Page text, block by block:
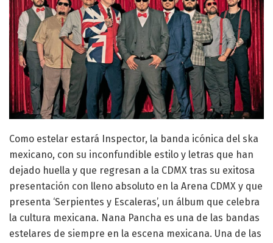
Como estelar estará Inspector, la banda icónica del ska
mexicano, con su inconfundible estilo y letras que han
dejado huella y que regresan a la CDMX tras su exitosa
presentación con lleno absoluto en la Arena CDMX y que
presenta ‘Serpientes y Escaleras’, un álbum que celebra
la cultura mexicana. Nana Pancha es una de las bandas
estelares de siempre en la escena mexicana. Una de las